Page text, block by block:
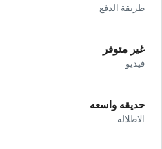
طريقة الدفع
غير متوفر
فيديو
حديقه واسعه
الاطلاله